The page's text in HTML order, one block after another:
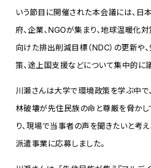
いう節目に開催された本会議には、日
府、企業、NGOが集まり、地球温暖化対
向けた排出削減目標（NDC）の更新や
策、途上国支援などについて集中的に
川瀬さんは大学で環境政策を学ぶ中で
林破壊が先住民族の命と尊厳を脅かし
り、現場で当事者の声を聞きたいと考
派遣事業に応募しました。